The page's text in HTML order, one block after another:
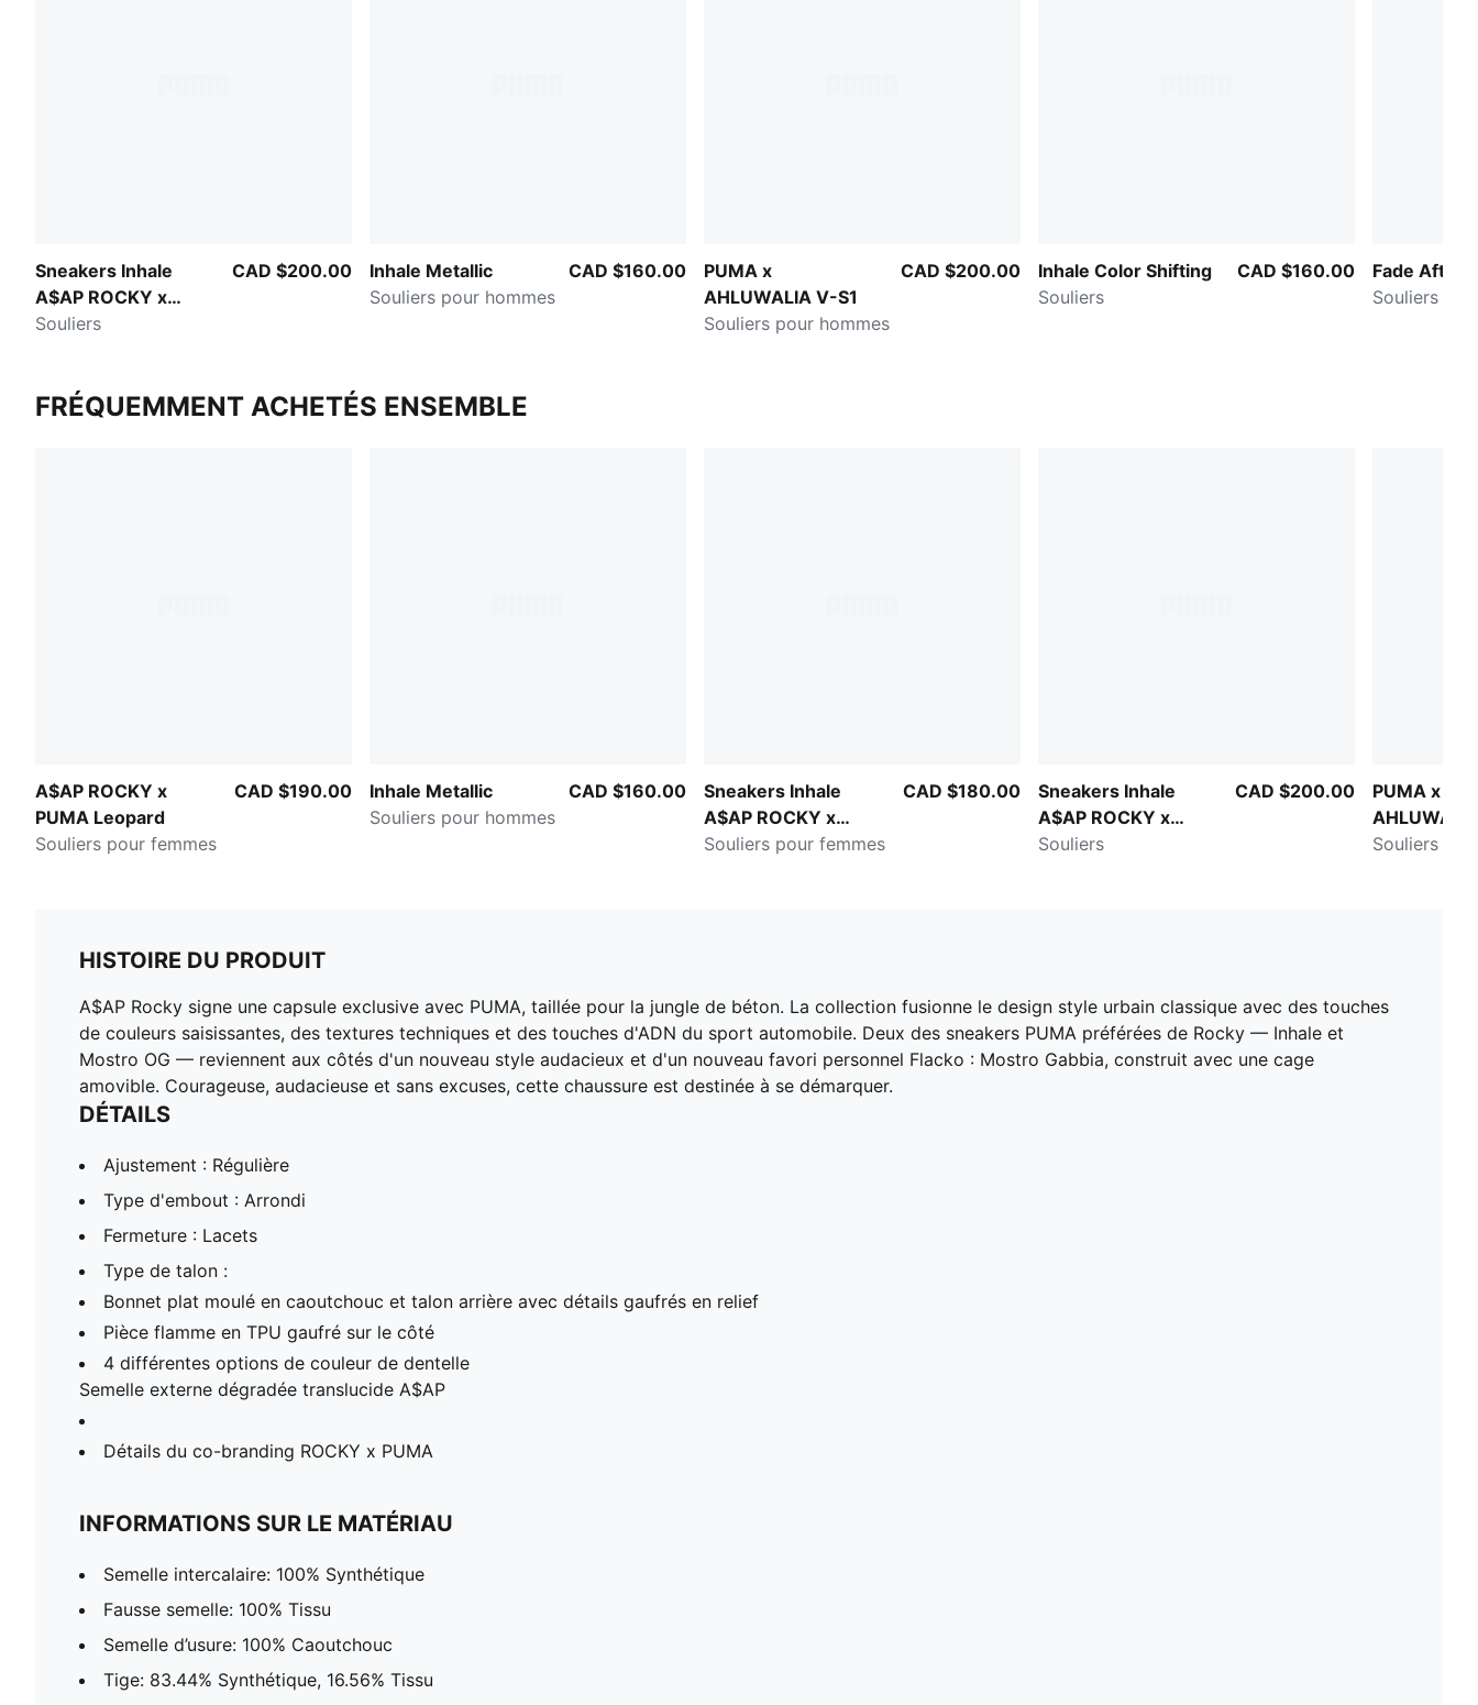
Sneakers Inhale
A$AP ROCKY x
PUMA
Souliers
CAD $200.00
Inhale Metallic
Souliers pour hommes
CAD $160.00
PUMA x
AHLUWALIA V-S1
Souliers pour hommes
CAD $200.00
Inhale Color Shifting
Souliers
CAD $160.00
Fade
Souliers
FRÉQUEMMENT ACHETÉS ENSEMBLE
A$AP ROCKY x
PUMA Leopard
Souliers pour femmes
CAD $190.00
Inhale Metallic
Souliers pour hommes
CAD $160.00
Sneakers Inhale
A$AP ROCKY x
PUMA
Souliers pour femmes
CAD $180.00
Sneakers Inhale
A$AP ROCKY x
PUMA
Souliers
CAD $200.00
PUMA x
Souliers
HISTOIRE DU PRODUIT
A$AP Rocky signe une capsule exclusive avec PUMA, taillée pour la jungle de béton. La collection fusionne le design style urbain classique avec des touches
de couleurs saisissantes, des textures techniques et des touches d'ADN du sport automobile. Deux des sneakers PUMA préférées de Rocky — Inhale et
Mostro OG — reviennent aux côtés d'un nouveau style audacieux et d'un nouveau favori personnel Flacko : Mostro Gabbia, construit avec une cage
amovible. Courageuse, audacieuse et sans excuses, cette chaussure est destinée à se démarquer.
DÉTAILS
Ajustement : Régulière
Type d'embout : Arrondi
Fermeture : Lacets
Type de talon :
Bonnet plat moulé en caoutchouc et talon arrière avec détails gaufrés en relief
Pièce flamme en TPU gaufré sur le côté
4 différentes options de couleur de dentelle
Semelle externe dégradée translucide A$AP
Détails du co-branding ROCKY x PUMA
INFORMATIONS SUR LE MATÉRIAU
Semelle intercalaire: 100% Synthétique
Fausse semelle: 100% Tissu
Semelle d’usure: 100% Caoutchouc
Tige: 83.44% Synthétique, 16.56% Tissu